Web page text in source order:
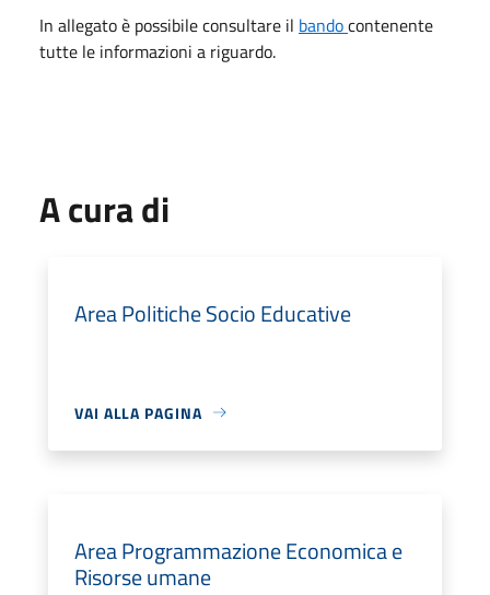
In allegato è possibile consultare il bandocontenente
tutte le informazioni a riguardo.
A cura di
Area Politiche Socio Educative
VAI ALLA PAGINA
Area Programmazione Economica e
Risorse umane